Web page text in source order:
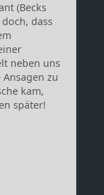
(Becks
dass
neben uns
zu
kam,
später!